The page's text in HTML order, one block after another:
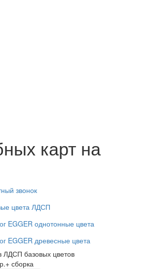
карт на
звонок
цвета ЛДСП
EGGER однотонные цвета
EGGER древесные цвета
ЛДСП базовых цветов
сборка